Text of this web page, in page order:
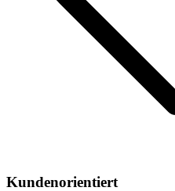
Kundenorientiert